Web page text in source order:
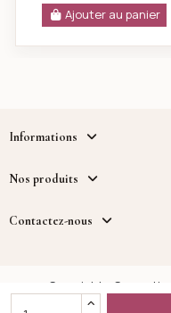
Ajouter au panier
Informations
Nos produits
Contactez-nous
Copyright -